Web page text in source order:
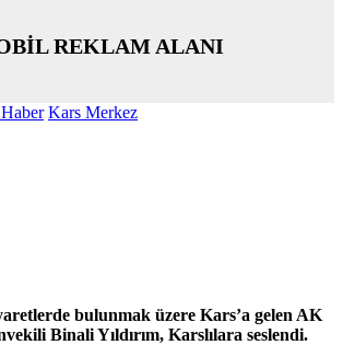
REKLAM ALANI
Kars Merkez
bulunmak üzere Kars’a gelen AK
Binali Yıldırım, Karslılara seslendi.